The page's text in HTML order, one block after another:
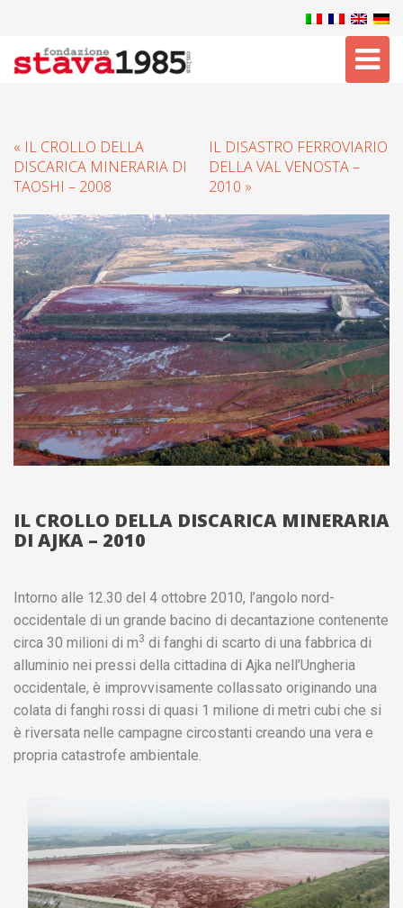
« IL CROLLO DELLA
DISCARICA MINERARIA DI
TAOSHI – 2008
IL DISASTRO FERROVIARIO
DELLA VAL VENOSTA –
2010 »
IL CROLLO DELLA DISCARICA MINERARIA
DI AJKA – 2010
Intorno alle 12.30 del 4 ottobre 2010, l’angolo nord-
occidentale di un grande bacino di decantazione contenente
circa 30 milioni di m3 di fanghi di scarto di una fabbrica di
alluminio nei pressi della cittadina di Ajka nell’Ungheria
occidentale, è improvvisamente collassato originando una
colata di fanghi rossi di quasi 1 milione di metri cubi che si
è riversata nelle campagne circostanti creando una vera e
propria catastrofe ambientale.